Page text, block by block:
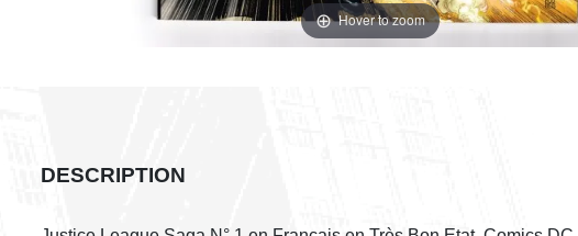
Hover to zoom
DESCRIPTION